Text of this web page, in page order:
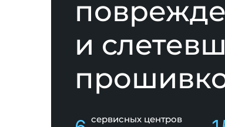
и
сервисных центров